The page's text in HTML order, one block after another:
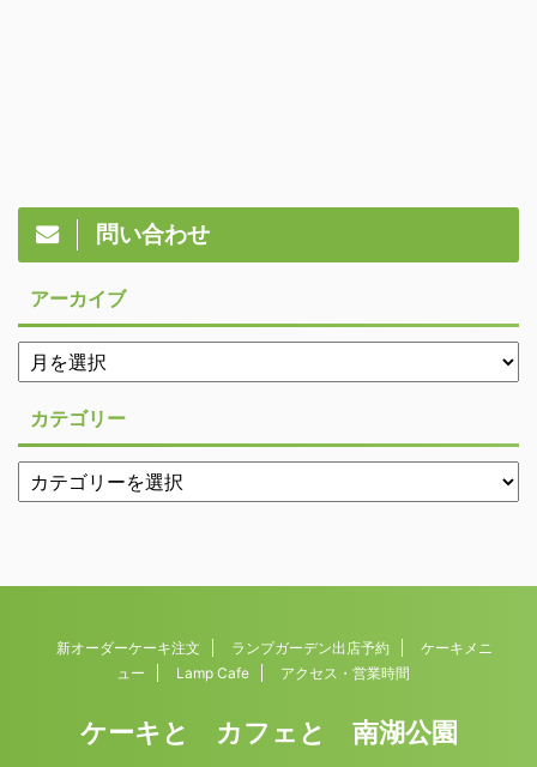
問い合わせ
アーカイブ
カテゴリー
新オーダーケーキ注文 ランプガーデン出店予約
ケーキメニ
ュー
Lamp Cafe アクセス・営業時間
ケーキと カフェと 南湖公園